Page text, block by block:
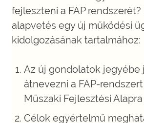
fejleszteni a FAP
alapvetés egy új működési
kidolgozásának tartalmához:
Az új gondolatok jegyébe
átnevezni a FAP-
Műszaki Fejlesztési
Célok egyértelmű